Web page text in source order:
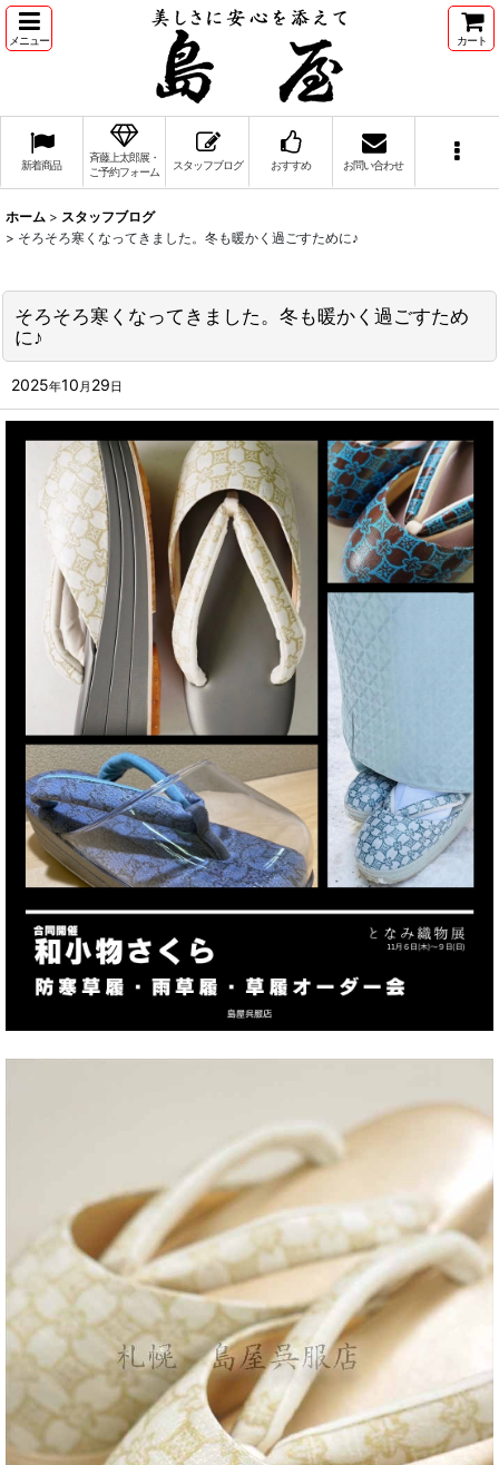
メニュー カート
新着商品
斉藤上太郎展・
ご予約フォーム
スタッフブログ おすすめ お問い合わせ
ホーム > スタッフブログ
> そろそろ寒くなってきました。冬も暖かく過ごすために♪
そろそろ寒くなってきました。冬も暖かく過ごすため
に♪
2025年10 月 29日